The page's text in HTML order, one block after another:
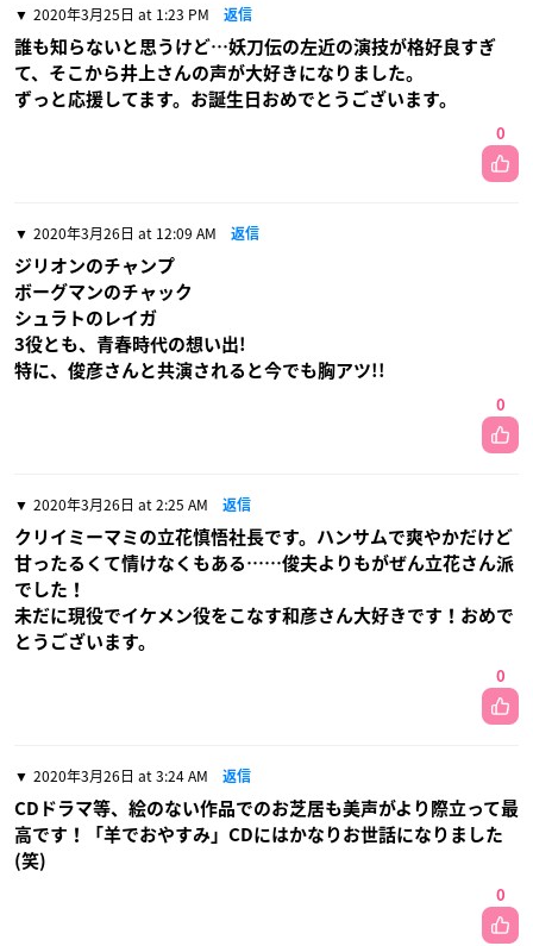
2020年3月25日 at 1:23 PM 返信
誰も知らないと思うけど…妖刀伝の左近の演技が格好良すぎ
て、そこから井上さんの声が大好きになりました。
ずっと応援してます。お誕生日おめでとうございます。
0
2020年3月26日 at 12:09 AM 返信
ジリオンのチャンプ
ボーグマンのチャック
シュラトのレイガ
3役とも、青春時代の想い出!
特に、俊彦さんと共演されると今でも胸アツ!!
0
2020年3月26日 at 2:25 AM 返信
クリイミーマミの立花慎悟社長です。ハンサムで爽やかだけど
甘ったるくて情けなくもある……俊夫よりもがぜん立花さん派
でした！
未だに現役でイケメン役をこなす和彦さん大好きです！おめで
とうございます。
0
2020年3月26日 at 3:24 AM 返信
CDドラマ等、絵のない作品でのお芝居も美声がより際立って最
高です！「羊でおやすみ」CDにはかなりお世話になりました
(笑)
0